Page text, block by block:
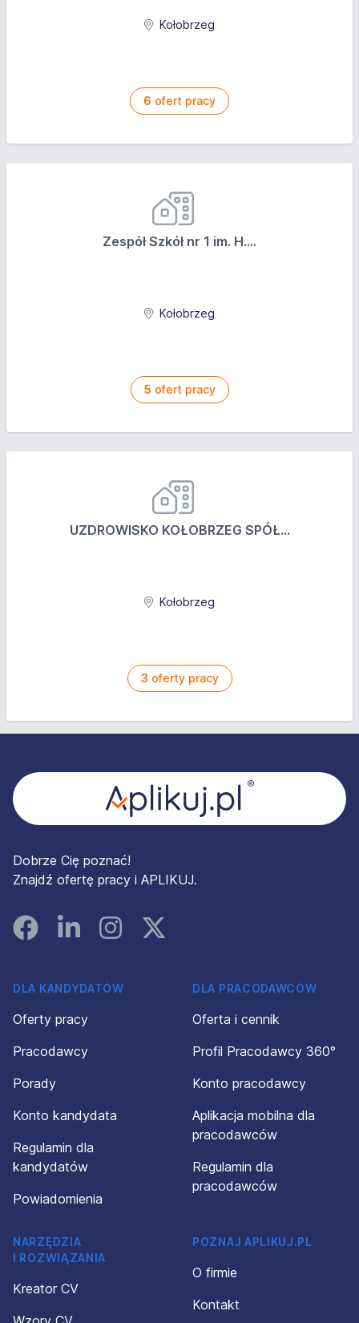
Kołobrzeg
6 ofert pracy
Zespół Szkół nr 1 im. H....
Kołobrzeg
5 ofert pracy
UZDROWISKO KOŁOBRZEG SPÓŁ...
Kołobrzeg
3 oferty pracy
Dobrze Cię poznać!
Znajdź ofertę pracy i APLIKUJ.
FacebookLinked InInstagramInstagram
DLA KANDYDATÓW
Oferty pracy
Pracodawcy
Porady
Konto kandydata
Regulamin dla
kandydatów
Powiadomienia
DLA PRACODAWCÓW
Oferta i cennik
Profil Pracodawcy 360°
Konto pracodawcy
Aplikacja mobilna dla
pracodawców
Regulamin dla
pracodawców
NARZĘDZIA
I ROZWIĄZANIA
Kreator CV
POZNAJ APLIKUJ.PL
O firmie
Kontakt